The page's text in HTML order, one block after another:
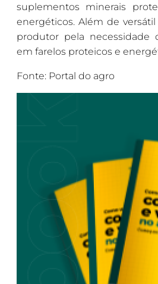
suplementos minerais
energéticos. Além de
produtor pela necessidade
em farelos proteicos e
Fonte: Portal do agro